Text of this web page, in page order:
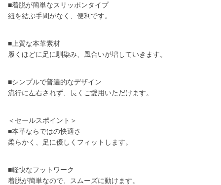
■着脱が簡単なスリッポンタイプ
紐を結ぶ手間がなく、便利です。
■上質な本革素材
履くほどに足に馴染み、風合いが増していきます。
■シンプルで普遍的なデザイン
流行に左右されず、長くご愛用いただけます。
＜セールスポイント＞
■本革ならではの快適さ
柔らかく、足に優しくフィットします。
■軽快なフットワーク
着脱が簡単なので、スムーズに動けます。